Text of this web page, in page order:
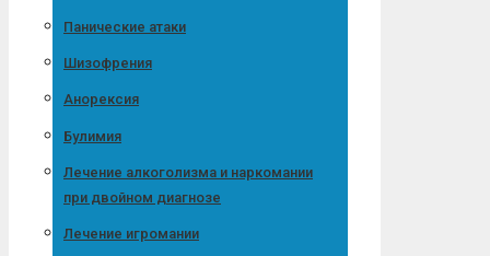
Панические атаки
Шизофрения
Анорексия
Булимия
Лечение алкоголизма и наркомании
при двойном диагнозе
Лечение игромании